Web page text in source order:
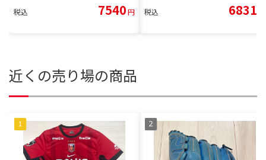
税込 7540円 税込 6831
近くの売り場の商品